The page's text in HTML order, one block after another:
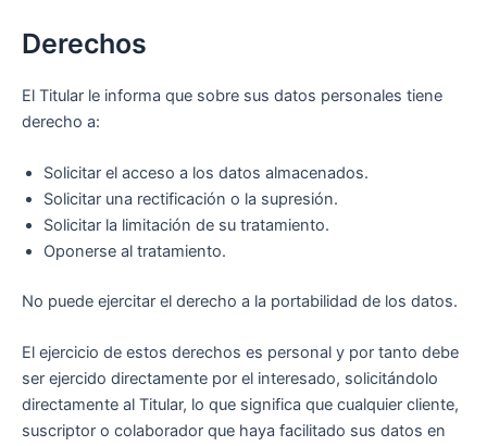
Derechos
El Titular le informa que sobre sus datos personales tiene
derecho a:
Solicitar el acceso a los datos almacenados.
Solicitar una rectificación o la supresión.
Solicitar la limitación de su tratamiento.
Oponerse al tratamiento.
No puede ejercitar el derecho a la portabilidad de los datos.
El ejercicio de estos derechos es personal y por tanto debe
ser ejercido directamente por el interesado, solicitándolo
directamente al Titular, lo que significa que cualquier cliente,
suscriptor o colaborador que haya facilitado sus datos en